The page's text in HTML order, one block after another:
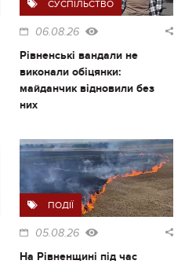
СУСПІЛЬСТВО
06.08.26
Рівненські вандали не
виконали обіцянки:
майданчик відновили без
них
ПОДІЇ
05.08.26
На Рівненщині під час